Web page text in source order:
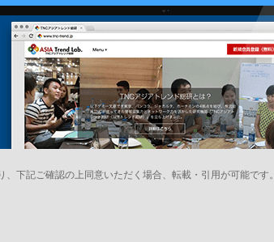
下記ご確認の上同意いただく場合、転載・引用が可能です。